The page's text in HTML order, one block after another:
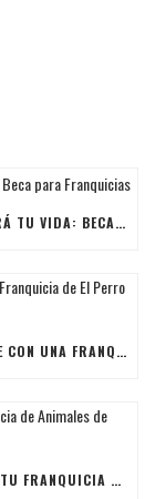
LA OPORTUNIDAD NAVIDEÑA QUE CAMBIARÁ TU VIDA: BECA PARA FRANQUICIAS
ESTE AÑO, REGÁLATE UN SUEÑO: EMPRENDE CON UNA FRANQUICIA DE EL PERRO FELIZ
ÚLTIMAS BECAS NAVIDEÑAS PARA LANZAR TU FRANQUICIA DE ANIMALES DE COMPAÑÍA